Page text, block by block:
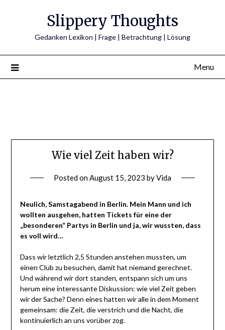
Slippery Thoughts
Gedanken Lexikon | Frage | Betrachtung | Lösung
Menu
Wie viel Zeit haben wir?
Posted onAugust 15, 2023 byVida
Neulich, Samstagabend in Berlin. Mein Mann und ich
wollten ausgehen, hatten Tickets für eine der
„besonderen“ Partys in Berlin und ja, wir wussten, dass
es voll wird…
Dass wir letztlich 2,5 Stunden anstehen mussten, um
einen Club zu besuchen, damit hat niemand gerechnet.
Und während wir dort standen, entspann sich um uns
herum eine interessante Diskussion: wie viel Zeit geben
wir der Sache? Denn eines hatten wir alle in dem Moment
gemeinsam: die Zeit, die verstrich und die Nacht, die
kontinuierlich an uns vorüber zog.